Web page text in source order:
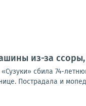
из-за
сбила 74-
Пострадала и